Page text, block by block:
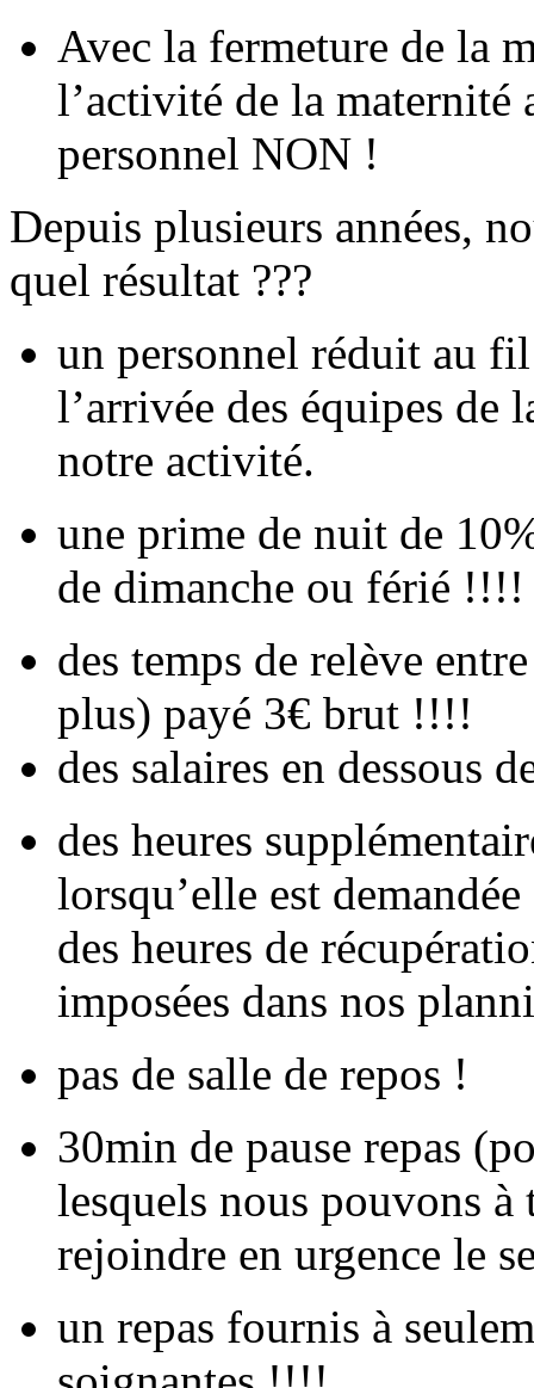
Avec la fermeture de la
l’activité de la
personnel NON !
Depuis plusieurs années,
quel résultat ???
un personnel réduit au fil
l’arrivée des équipes de
notre activité.
une prime de nuit de
de dimanche ou férié !!!!
des temps de relève
plus) payé 3€ brut !!!!
des salaires en dessous
des heures
lorsqu’elle est
des heures de
imposées dans nos
pas de salle de repos !
30min de pause repas
lesquels nous pouvons
rejoindre en urgence le
un repas fournis à